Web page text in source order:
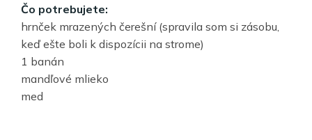
Čo potrebujete:
hrnček mrazených čerešní (spravila som si zásobu,
keď ešte boli k dispozícii na strome)
1 banán
mandľové mlieko
med